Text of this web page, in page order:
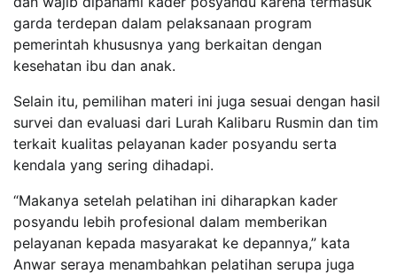
garda terdepan dalam pelaksanaan program
pemerintah khususnya yang berkaitan dengan
kesehatan ibu dan anak.
Selain itu, pemilihan materi ini juga sesuai dengan hasil
survei dan evaluasi dari Lurah Kalibaru Rusmin dan tim
terkait kualitas pelayanan kader posyandu serta
kendala yang sering dihadapi.
“Makanya setelah pelatihan ini diharapkan kader
posyandu lebih profesional dalam memberikan
pelayanan kepada masyarakat ke depannya,” kata
Anwar seraya menambahkan pelatihan serupa juga